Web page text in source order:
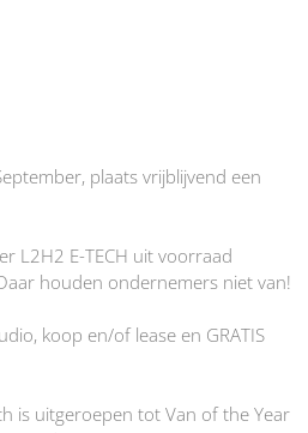
plaats vrijblijvend een
L2H2 E-TECH uit voorraad
houden ondernemers niet van!
koop en/of lease en GRATIS
is uitgeroepen tot Van of the Year